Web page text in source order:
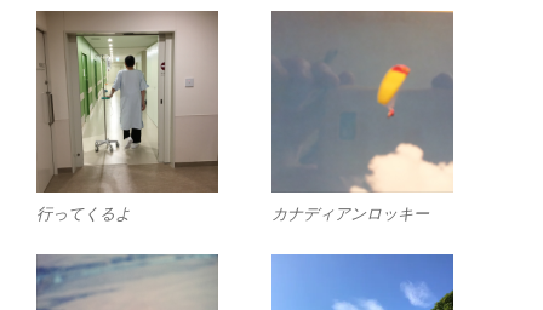
行ってくるよ カナディアンロッキー